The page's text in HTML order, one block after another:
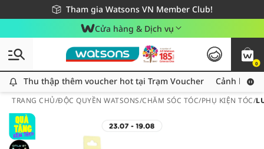
Tham gia Watsons VN Member Club!
Miễn phí giao hàng cho đơn hàng từ 249,000Đ
Giao hàng nhanh 24h - Áp dụng khu vực TP. Hồ Chí Minh
Cửa hàng & Dịch vụ
0
Thu thập thêm voucher hot tại Trạm Voucher
Thu thập thêm voucher hot tại Trạm Voucher Cảnh báo
TRANG CHỦ/ĐỘC QUYỀN WATSONS/CHĂM SÓC TÓC/PHỤ KIỆN TÓC/